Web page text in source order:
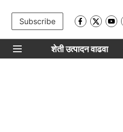
Subscribe
शेती उत्पादन वाढवा